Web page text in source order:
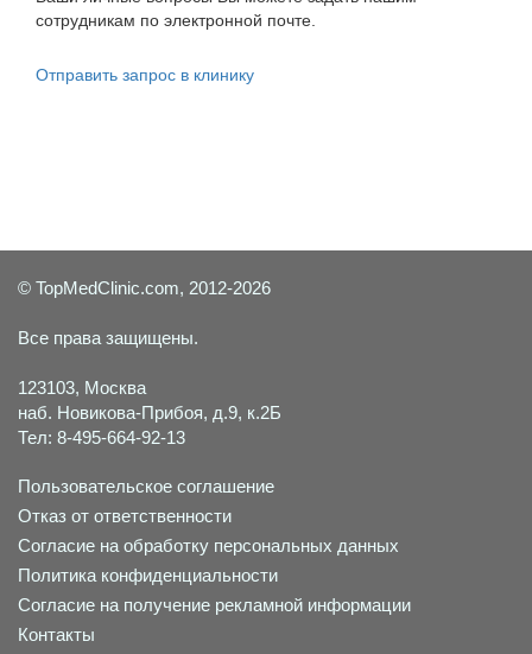
сотрудникам по электронной почте.
Отправить запрос в клинику
© TopMedClinic.com, 2012-2026
Все права защищены.
123103, Москва
наб. Новикова-Прибоя, д.9, к.2Б
Тел: 8-495-664-92-13
Пользовательское соглашение
Отказ от ответственности
Согласие на обработку персональных данных
Политика конфиденциальности
Согласие на получение рекламной информации
Контакты